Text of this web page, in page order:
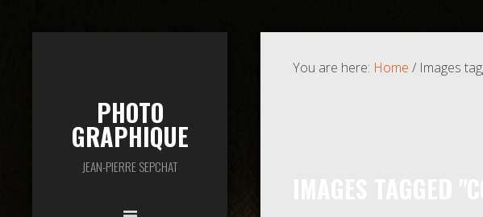
PHOTO
GRAPHIQUE
JEAN-PIERRE SEPCHAT
You are here: Home /Images